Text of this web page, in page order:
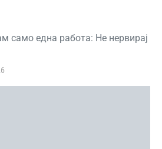
само една работа: Не нервирај